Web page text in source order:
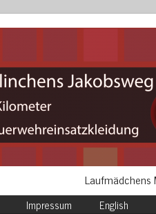
Laufmädchens
Impressum English